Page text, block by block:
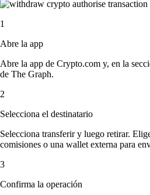
1
Abre la app
Abre la app de Crypto.com y, en la
de The Graph.
2
Selecciona el destinatario
Selecciona transferir y luego retirar.
comisiones o una wallet externa para
3
Confirma la operación